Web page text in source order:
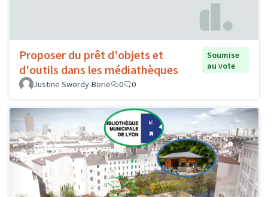
Proposer du prêt d'objets et
d'outils dans les médiathèques
Soumise
au vote
Justine Swordy-Borie
0 0